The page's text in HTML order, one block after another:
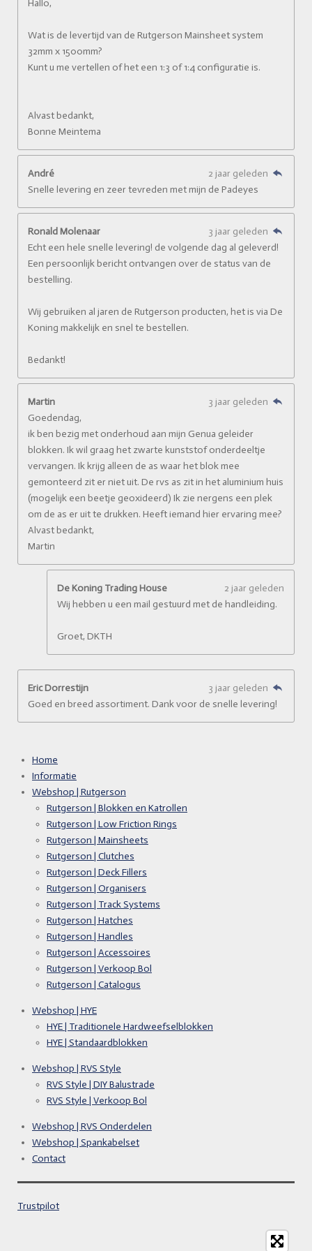
Hallo,
Wat is de levertijd van de Rutgerson Mainsheet system
32mm x 1500mm?
Kunt u me vertellen of het een 1:3 of 1:4 configuratie is.
Alvast bedankt,
Bonne Meintema
André
2 jaar geleden
Snelle levering en zeer tevreden met mijn de Padeyes
Ronald Molenaar
3 jaar geleden
Echt een hele snelle levering! de volgende dag al geleverd!
Een persoonlijk bericht ontvangen over de status van de
bestelling.
Wij gebruiken al jaren de Rutgerson producten, het is via De
Koning makkelijk en snel te bestellen.
Bedankt!
Martin
3 jaar geleden
Goedendag,
ik ben bezig met onderhoud aan mijn Genua geleider
blokken. Ik wil graag het zwarte kunststof onderdeeltje
vervangen. Ik krijg alleen de as waar het blok mee
gemonteerd zit er niet uit. De rvs as zit in het aluminium huis
(mogelijk een beetje geoxideerd) Ik zie nergens een plek
om de as er uit te drukken. Heeft iemand hier ervaring mee?
Alvast bedankt,
Martin
De Koning Trading House
2 jaar geleden
Wij hebben u een mail gestuurd met de handleiding.
Groet, DKTH
Eric Dorrestijn
3 jaar geleden
Goed en breed assortiment. Dank voor de snelle levering!
Home
Informatie
Webshop | Rutgerson
Rutgerson | Blokken en Katrollen
Rutgerson | Low Friction Rings
Rutgerson | Mainsheets
Rutgerson | Clutches
Rutgerson | Deck Fillers
Rutgerson | Organisers
Rutgerson | Track Systems
Rutgerson | Hatches
Rutgerson | Handles
Rutgerson | Accessoires
Rutgerson | Verkoop Bol
Rutgerson | Catalogus
Webshop | HYE
HYE | Traditionele Hardweefselblokken
HYE | Standaardblokken
Webshop | RVS Style
RVS Style | DIY Balustrade
RVS Style | Verkoop Bol
Webshop | RVS Onderdelen
Webshop | Spankabelset
Contact
Trustpilot